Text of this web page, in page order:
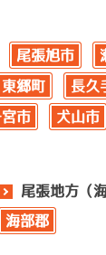
尾張旭市
東郷町 長久
宮市 犬山市
尾張地方（海
海部郡